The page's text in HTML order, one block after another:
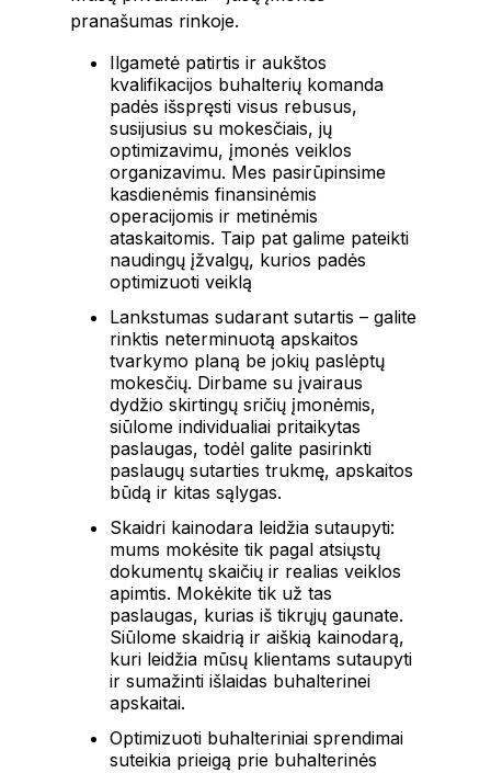
pranašumas rinkoje.
Ilgametė patirtis ir aukštos
kvalifikacijos buhalterių komanda
padės išspręsti visus rebusus,
susijusius su mokesčiais, jų
optimizavimu, įmonės veiklos
organizavimu. Mes pasirūpinsime
kasdienėmis finansinėmis
operacijomis ir metinėmis
ataskaitomis. Taip pat galime pateikti
naudingų įžvalgų, kurios padės
optimizuoti veiklą
Lankstumas sudarant sutartis – galite
rinktis neterminuotą apskaitos
tvarkymo planą be jokių paslėptų
mokesčių. Dirbame su įvairaus
dydžio skirtingų sričių įmonėmis,
siūlome individualiai pritaikytas
paslaugas, todėl galite pasirinkti
paslaugų sutarties trukmę, apskaitos
būdą ir kitas sąlygas.
Skaidri kainodara leidžia sutaupyti:
mums mokėsite tik pagal atsiųstų
dokumentų skaičių ir realias veiklos
apimtis. Mokėkite tik už tas
paslaugas, kurias iš tikrųjų gaunate.
Siūlome skaidrią ir aiškią kainodarą,
kuri leidžia mūsų klientams sutaupyti
ir sumažinti išlaidas buhalterinei
apskaitai.
Optimizuoti buhalteriniai sprendimai
suteikia prieigą prie buhalterinės